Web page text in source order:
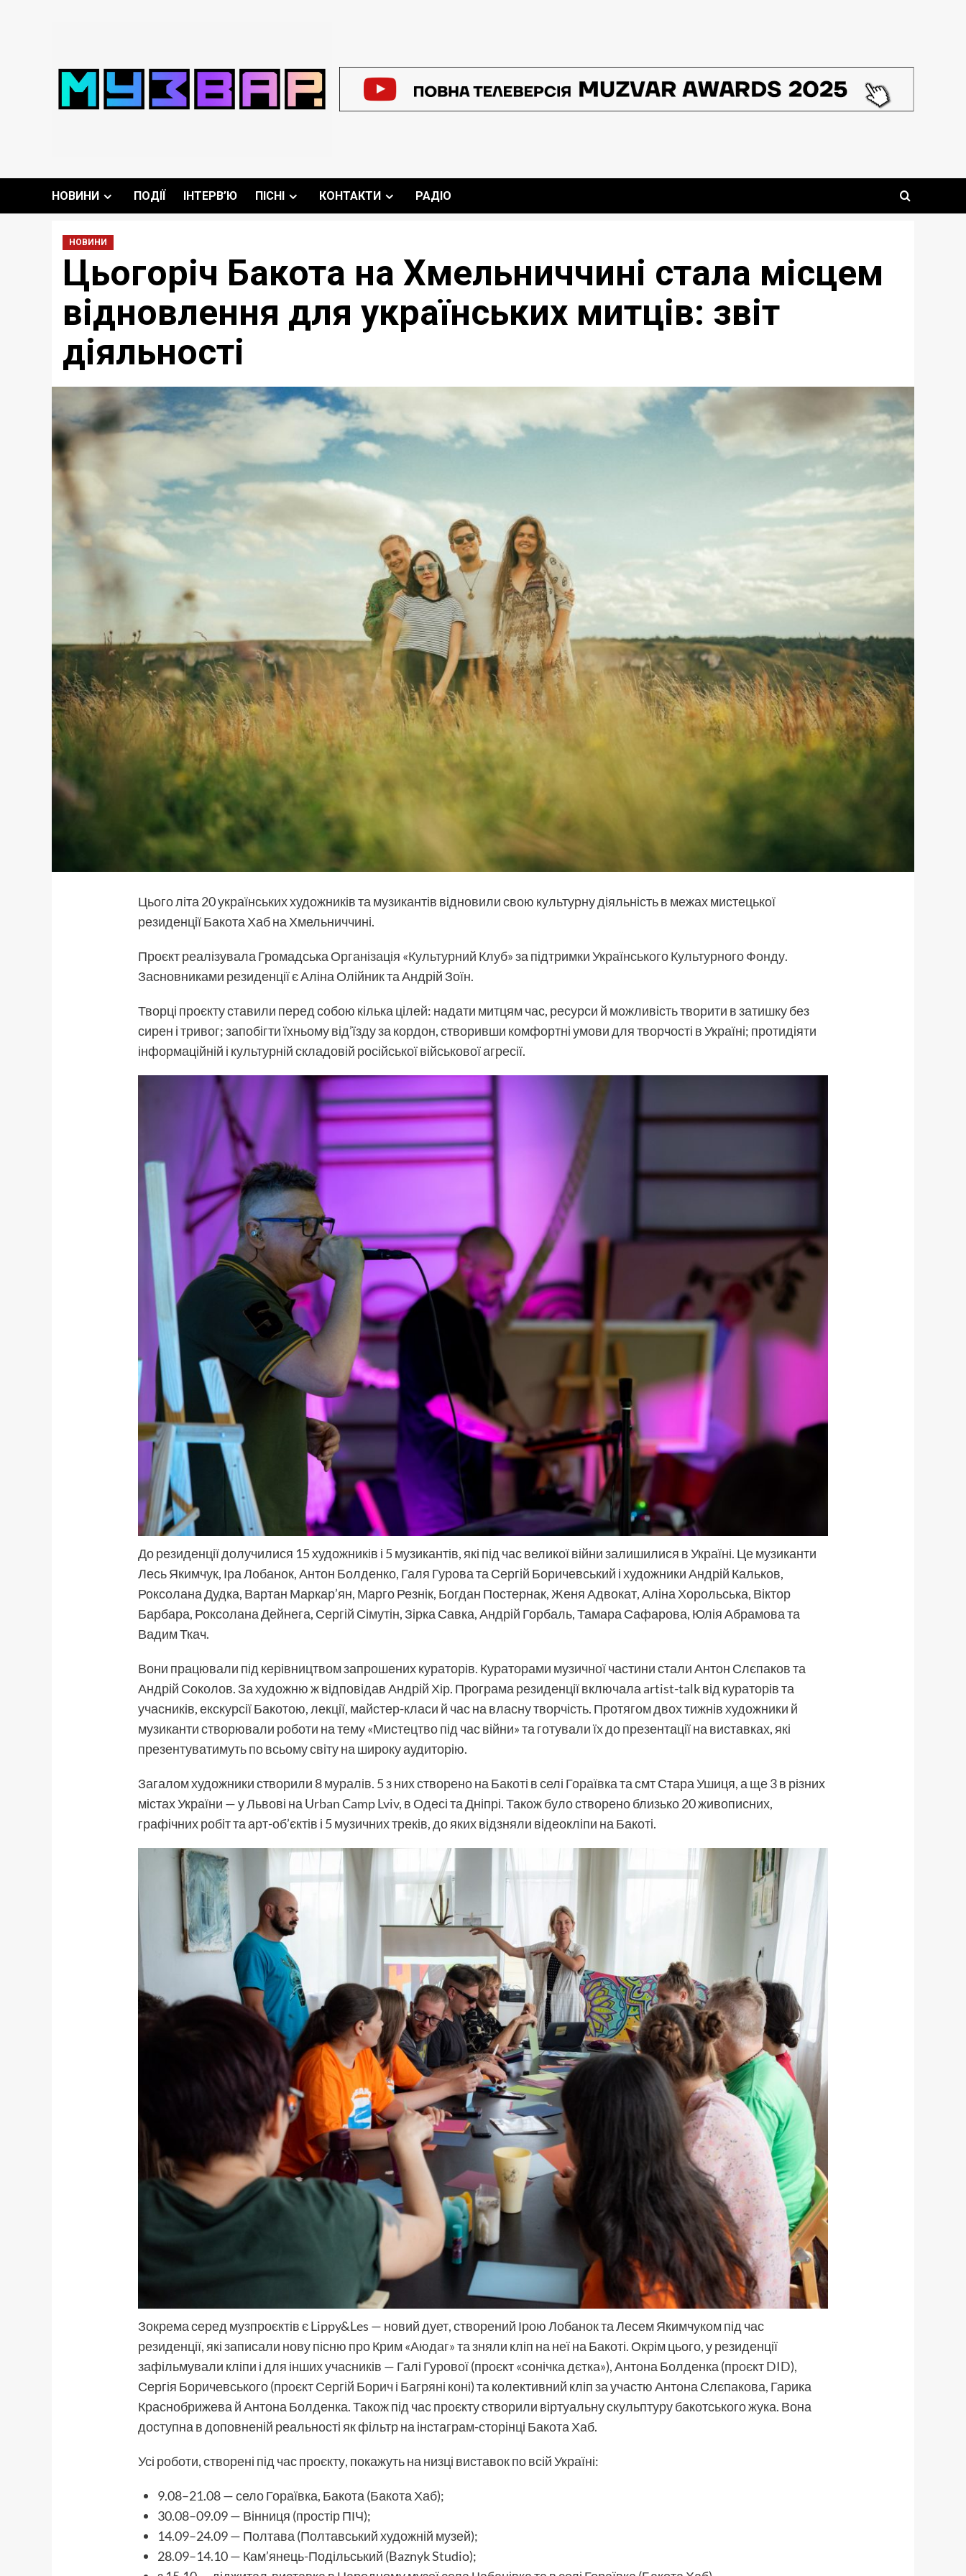
НОВИНИ ПОДІЇ ІНТЕРВ’Ю ПІСНІ КОНТАКТИ РАДІО
НОВИНИ
Цьогоріч Бакота на Хмельниччині стала місцем
відновлення для українських митців: звіт
діяльності
Цього літа 20 українських художників та музикантів відновили свою культурну діяльність в межах мистецької
резиденції Бакота Хаб на Хмельниччині.
Проєкт реалізувала Громадська Організація «Культурний Клуб»за підтримкиУкраїнського Культурного Фонду.
Засновниками резиденції є Аліна Олійник та Андрій Зоїн.
Творці проєкту ставили перед собою кілька цілей: надати митцям час, ресурси й можливість творити в затишку без
сирен і тривог; запобігти їхньомувід’їзду за кордон, створивши комфортні умови для творчості в Україні; протидіяти
інформаційній і культурній складовій російської військової агресії.
До резиденції долучилися 15 художників і 5 музикантів, які під час великої війни залишилися в Україні. Це музиканти
Лесь Якимчук, Іра Лобанок, Антон Болденко, Галя Гурова та Сергій Боричевський і художники Андрій Кальков,
Роксолана Дудка, Вартан Маркар’ян, Марго Резнік, Богдан Постернак, Женя Адвокат, Аліна Хорольська, Віктор
Барбара, Роксолана Дейнега, Сергій Сімутін, Зірка Савка, Андрій Горбаль, Тамара Сафарова, Юлія Абрамова та
Вадим Ткач.
Вони працювали під керівництвом запрошених кураторів. Кураторами музичної частини стали Антон Слєпаков та
Андрій Соколов. За художню ж відповідав Андрій Хір. Програма резиденції включала artist-talk від кураторів та
учасників, екскурсії Бакотою, лекції, майстер-класи й час на власну творчість. Протягом двох тижнів художники й
музиканти створювали роботи на тему «Мистецтво під час війни» та готували їх до презентації на виставках, які
презентуватимуть по всьому світу на широку аудиторію.
Загалом художники створили 8муралів. 5 з них створено на Бакоті в селі Гораївката смт Стара Ушиця, а ще 3 в різних
містах України — у Львові на Urban Camp Lviv, в Одесі та Дніпрі. Також було створено близько 20 живописних,
графічних робіт та арт-об’єктів і 5 музичних треків, до яких відзняли відеокліпи на Бакоті.
Зокрема серед музпроєктів є Lippy&Les — новий дует, створений Ірою Лобанок та Лесем Якимчуком під час
резиденції, які записали нову пісню про Крим«Аюдаг»та зняли кліп на неї на Бакоті. Окрім цього, у резиденції
зафільмували кліпи і для інших учасників — Галі Гурової (проєкт «сонічка дєтка»), Антона Болденка (проєкт DID),
Сергія Боричевського (проєкт Сергій Борич і Багряні коні) та колективний кліп за участю Антона Слєпакова, Гарика
Краснобрижева й Антона Болденка. Також під час проєкту створили віртуальну скульптуру бакотського жука. Вона
доступна в доповненій реальності як фільтр на інстаграм-сторінці Бакота Хаб.
Усі роботи, створені під час проєкту, покажуть на низці виставок по всій Україні:
9.08–21.08 — село Гораївка, Бакота (Бакота Хаб);
30.08–09.09 — Вінниця (простір ПІЧ);
14.09–24.09 — Полтава (Полтавський художній музей);
28.09–14.10 — Кам’янець-Подільський (Baznyk Studio);